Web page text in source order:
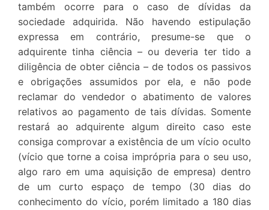
também ocorre para o caso de dívidas da
sociedade adquirida. Não havendo estipulação
expressa em contrário, presume-se que o
adquirente tinha ciência – ou deveria ter tido a
diligência de obter ciência – de todos os passivos
e obrigações assumidos por ela, e não pode
reclamar do vendedor o abatimento de valores
relativos ao pagamento de tais dívidas. Somente
restará ao adquirente algum direito caso este
consiga comprovar a existência de um vício oculto
(vício que torne a coisa imprópria para o seu uso,
algo raro em uma aquisição de empresa) dentro
de um curto espaço de tempo (30 dias do
conhecimento do vício, porém limitado a 180 dias